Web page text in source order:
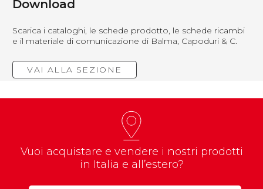
Download
Scarica i cataloghi, le schede prodotto, le schede ricambi
e il materiale di comunicazione di Balma, Capoduri & C.
VAI ALLA SEZIONE
Vuoi acquistare e vendere i nostri prodotti
in Italia e all’estero?